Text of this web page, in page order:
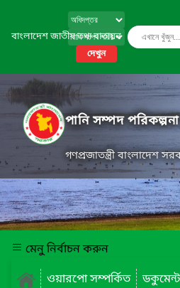
বাংলাদেশ জাতীয় তথ্য বাতায়ন
দেখুন
পানি সম্পদ
গণপ্রজাতন্ত্রী বাংলাদেশ
মেনু নির্বাচন করুন
ওয়ারপো সম্পর্কিত